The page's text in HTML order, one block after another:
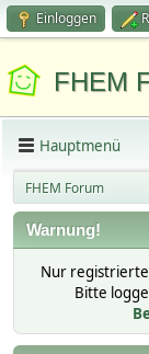
Einloggen
FHEM
Hauptmenü
FHEM Forum
Warnung!
Nur
Bitte